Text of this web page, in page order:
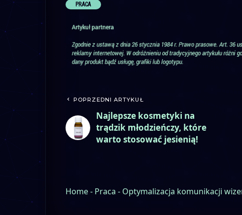
PRACA
POPRZEDNI ARTYKUŁ
Najlepsze kosmetyki na
trądzik młodzieńczy, które
warto stosować jesienią!
Home- Praca - Optymalizacja komunikacji